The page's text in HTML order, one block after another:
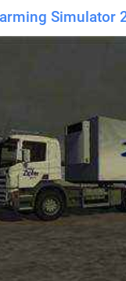
Simulator